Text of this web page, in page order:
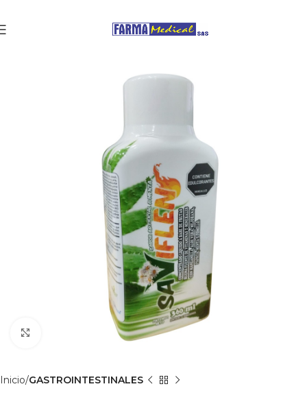
Clic para agrandar
Inicio GASTROINTESTINALES